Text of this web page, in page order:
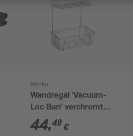
Wenko
Wandregal 'Vacuum-
Loc Bari' verchromt
26 x 38 x 17 cm, 2
Etagen
44,49 €